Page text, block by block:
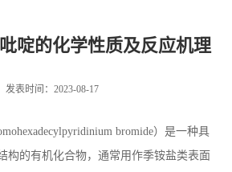
啶的化学性质及反应机理
发表时间：2023-08-17
bromide）是一种具
构的有机化合物，通常用作季铵盐类表面